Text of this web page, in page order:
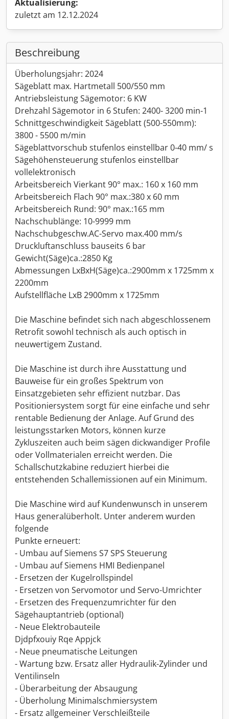
Aktualisierung:
zuletzt am 12.12.2024
Beschreibung
Überholungsjahr: 2024
Sägeblatt max. Hartmetall 500/550 mm
Antriebsleistung Sägemotor: 6 KW
Drehzahl Sägemotor in 6 Stufen: 2400- 3200 min-1
Schnittgeschwindigkeit Sägeblatt (500-550mm):
3800 - 5500 m/min
Sägeblattvorschub stufenlos einstellbar 0-40 mm/ s
Sägehöhensteuerung stufenlos einstellbar
vollelektronisch
Arbeitsbereich Vierkant 90° max.: 160 x 160 mm
Arbeitsbereich Flach 90° max.:380 x 60 mm
Arbeitsbereich Rund: 90° max.:165 mm
Nachschublänge: 10-9999 mm
Nachschubgeschw.AC-Servo max.400 mm/s
Druckluftanschluss bauseits 6 bar
Gewicht(Säge)ca.:2850 Kg
Abmessungen LxBxH(Säge)ca.:2900mm x 1725mm x
2200mm
Aufstellfläche LxB 2900mm x 1725mm
Die Maschine befindet sich nach abgeschlossenem
Retrofit sowohl technisch als auch optisch in
neuwertigem Zustand.
Die Maschine ist durch ihre Ausstattung und
Bauweise für ein großes Spektrum von
Einsatzgebieten sehr effizient nutzbar. Das
Positioniersystem sorgt für eine einfache und sehr
rentable Bedienung der Anlage. Auf Grund des
leistungsstarken Motors, können kurze
Zykluszeiten auch beim sägen dickwandiger Profile
oder Vollmaterialen erreicht werden. Die
Schallschutzkabine reduziert hierbei die
entstehenden Schallemissionen auf ein Minimum.
Die Maschine wird auf Kundenwunsch in unserem
Haus generalüberholt. Unter anderem wurden
folgende
Punkte erneuert:
- Umbau auf Siemens S7 SPS Steuerung
- Umbau auf Siemens HMI Bedienpanel
- Ersetzen der Kugelrollspindel
- Ersetzen von Servomotor und Servo-Umrichter
- Ersetzen des Frequenzumrichter für den
Sägehauptantrieb (optional)
- Neue Elektrobauteile
Djdpfxouiy Rqe Appjck
- Neue pneumatische Leitungen
- Wartung bzw. Ersatz aller Hydraulik-Zylinder und
Ventilinseln
- Überarbeitung der Absaugung
- Überholung Minimalschmiersystem
- Ersatz allgemeiner Verschleißteile